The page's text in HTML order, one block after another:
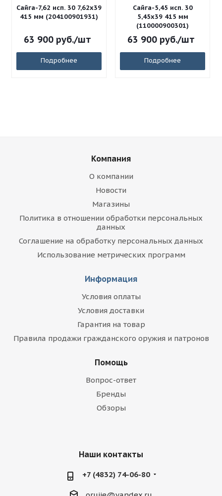
Сайга-7,62 исп. 30 7,62x39
415 мм (204100901931)
63 900руб./шт
Подробнее
Сайга-5,45 исп. 30
5,45x39 415 мм
(110000900301)
63 900руб./шт
Подробнее
Компания
О компании
Новости
Магазины
Политика в отношении обработки персональных
данных
Соглашение на обработку персональных данных
Использование метрических программ
Информация
Условия оплаты
Условия доставки
Гарантия на товар
Правила продажи гражданского оружия и патронов
Помощь
Вопрос-ответ
Бренды
Обзоры
Наши контакты
+7 (4832) 74-06-80